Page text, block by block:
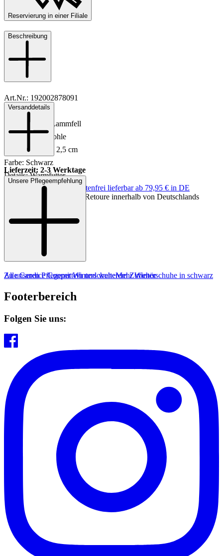
Reservierung in einer Filiale
Beschreibung
Art.Nr.: 192002878091
Material: Leder
Innenmaterial: Lammfell
Sohle: Gummisohle
Absatzhöhe: ca. 2,5 cm
Farbe: Schwarz
Details: Warmfutter
Versanddetails
Lieferzeit: 2-3 Werktage
Keine Versandkosten:
kostenfrei lieferbar ab 79,95 € in DE
Einfache und Kostenlose Retoure innerhalb von Deutschlands
Unsere Pflegeempfehlung
Zu unseren Pflegemitteln und weiterem Zubehör
Alle Candice Cooper WinterschuheMehr Winterschuhe in schwarz
Footerbereich
Folgen Sie uns: